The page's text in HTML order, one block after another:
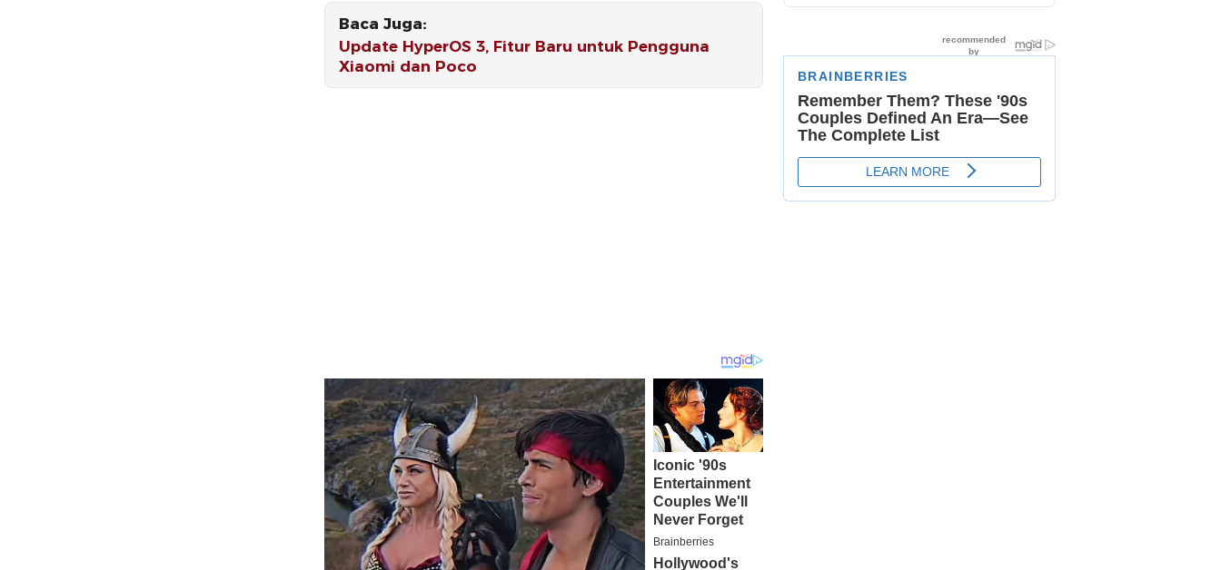
Baca Juga:
Update HyperOS 3, Fitur Baru untuk Pengguna
Xiaomi dan Poco